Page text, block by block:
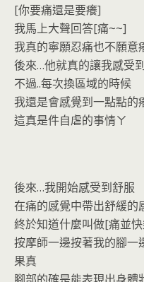
[你要痛還是要癢]
我馬上大聲回答[痛~~]
我真的寧願忍痛也不願意
後來…他就真的讓我感受
不過..每次換區域的時候
我還是會感覺到一點點的
這真是件自虐的事情ㄚ
後來…我開始感受到舒服
在痛的感覺中帶出舒緩的
終於知道什麼叫做[痛並
按摩師一邊按著我的腳一
果真